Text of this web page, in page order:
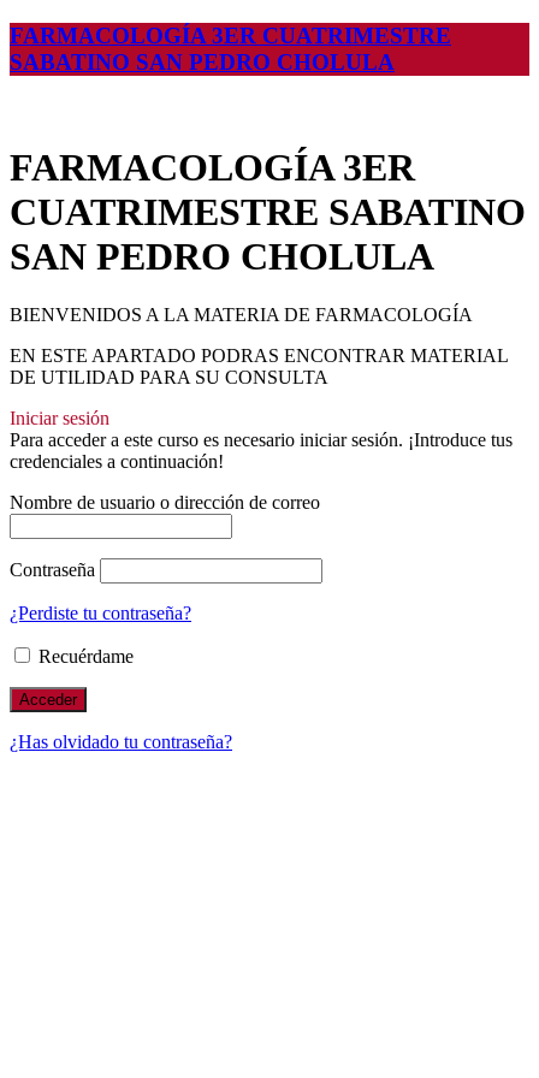
FARMACOLOGÍA 3ER CUATRIMESTRE
SABATINO SAN PEDRO CHOLULA
FARMACOLOGÍA 3ER
CUATRIMESTRE SABATINO
SAN PEDRO CHOLULA
BIENVENIDOS A LA MATERIA DE FARMACOLOGÍA
EN ESTE APARTADO PODRAS ENCONTRAR MATERIAL
DE UTILIDAD PARA SU CONSULTA
Iniciar sesión
Para acceder a este curso es necesario iniciar sesión. ¡Introduce tus
credenciales a continuación!
Nombre de usuario o dirección de correo
Contraseña
¿Perdiste tu contraseña?
Recuérdame
¿Has olvidado tu contraseña?